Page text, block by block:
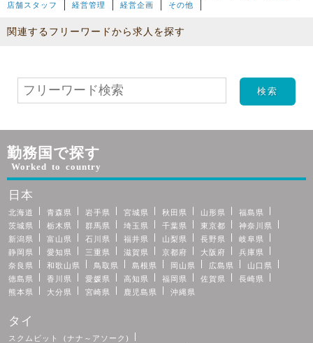
店舗スタッフ
経営管理 経営企画 その他
関連するフリーワードから求人を探す
勤務国で探す
Worked to country
日本
北海道 青森県 岩手県 宮城県 秋田県 山形県
福島県
茨城県
栃木県 群馬県 埼玉県 千葉県 東京都
神奈川県
新潟県
富山県 石川県 福井県 山梨県 長野県
岐阜県
静岡県
愛知県 三重県 滋賀県 京都府 大阪府
兵庫県
奈良県
和歌山県 鳥取県 島根県 岡山県 広島県
山口県
徳島県
香川県 愛媛県 高知県 福岡県 佐賀県
長崎県
熊本県
大分県 宮崎県 鹿児島県 沖縄県
タイ
スクムビット (ナナ～アソーク)